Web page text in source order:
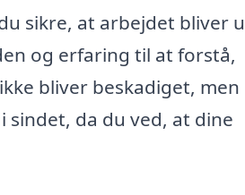
sikre, at arbejdet bliver
og erfaring til at forstå,
bliver beskadiget, men
sindet, da du ved, at dine